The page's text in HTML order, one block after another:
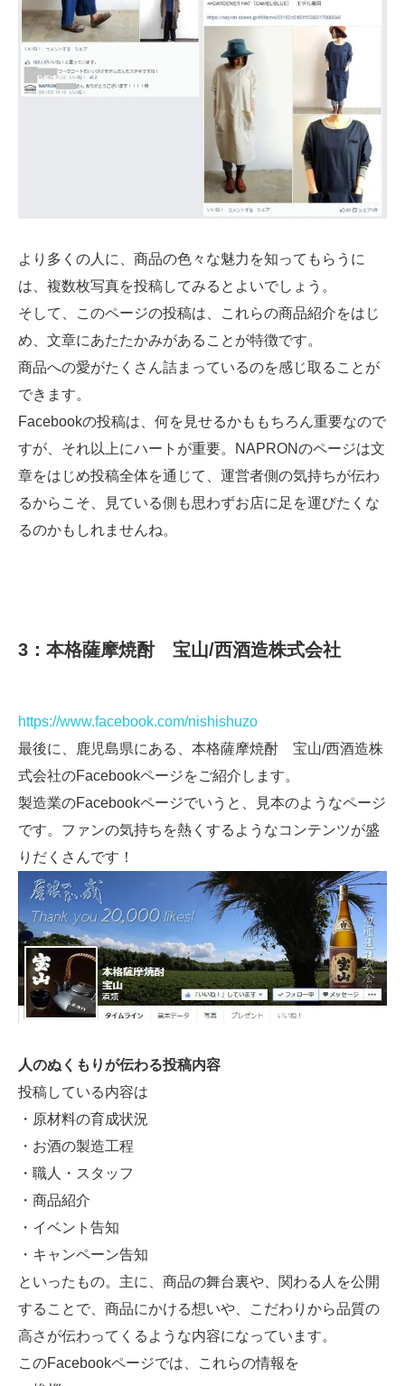
より多くの人に、商品の色々な魅力を知ってもらうに
は、複数枚写真を投稿してみるとよいでしょう。
そして、このページの投稿は、これらの商品紹介をはじ
め、文章にあたたかみがあることが特徴です。
商品への愛がたくさん詰まっているのを感じ取ることが
できます。
Facebookの投稿は、何を見せるかももちろん重要なので
すが、それ以上にハートが重要。NAPRONのページは文
章をはじめ投稿全体を通じて、運営者側の気持ちが伝わ
るからこそ、見ている側も思わずお店に足を運びたくな
るのかもしれませんね。
3：本格薩摩焼酎 宝山/西酒造株式会社
https://www.facebook.com/nishishuzo
最後に、鹿児島県にある、本格薩摩焼酎 宝山/西酒造株
式会社のFacebookページをご紹介します。
製造業のFacebookページでいうと、見本のようなページ
です。ファンの気持ちを熱くするようなコンテンツが盛
りだくさんです！
人のぬくもりが伝わる投稿内容
投稿している内容は
・原材料の育成状況
・お酒の製造工程
・職人・スタッフ
・商品紹介
・イベント告知
・キャンペーン告知
といったもの。主に、商品の舞台裏や、関わる人を公開
することで、商品にかける想いや、こだわりから品質の
高さが伝わってくるような内容になっています。
このFacebookページでは、これらの情報を